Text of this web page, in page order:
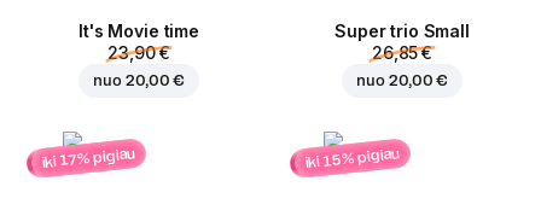
It's Movie time
23,90 €
nuo 20,00 €
Super trio Small
26,85 €
nuo 20,00 €
iki 17% pigiau iki 15% pigiau